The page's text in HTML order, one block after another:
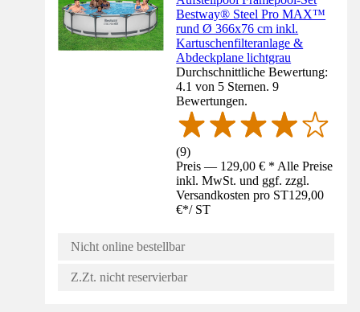
Bestway® Steel Pro MAX™
rund Ø 366x76 cm inkl.
Kartuschenfilteranlage &
Abdeckplane lichtgrau
Durchschnittliche Bewertung:
4.1 von 5 Sternen. 9
Bewertungen.
(9)
Preis — 129,00 € * Alle Preise
inkl. MwSt. und ggf. zzgl.
Versandkosten pro ST129,00
€*/ ST
Nicht online bestellbar
Z.Zt. nicht reservierbar